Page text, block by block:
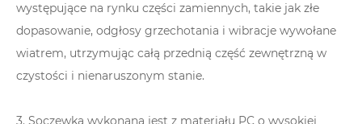
występujące na rynku części zamiennych, takie jak złe
dopasowanie, odgłosy grzechotania i wibracje wywołane
wiatrem, utrzymując całą przednią część zewnętrzną w
czystości i nienaruszonym stanie.
3. Soczewka wykonana jest z materiału PC o wysokiej